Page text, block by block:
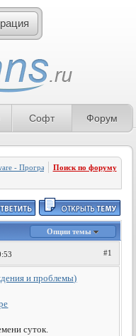
Софт Форум
- Программное обеспечение
Поиск по форуму
Опции темы
#1
суток.